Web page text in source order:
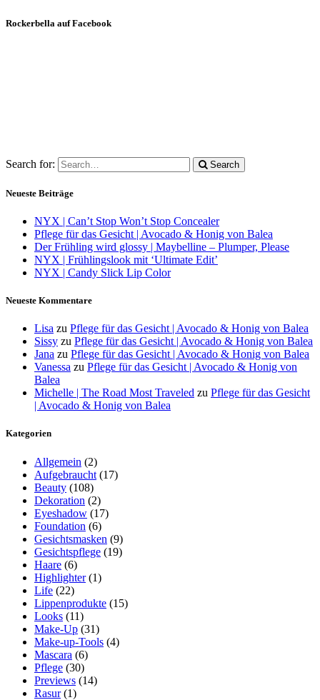
Rockerbella auf Facebook
Search for: Search
Neueste Beiträge
NYX | Can’t Stop Won’t Stop Concealer
Pflege für das Gesicht | Avocado & Honig von Balea
Der Frühling wird glossy | Maybelline – Plumper, Please
NYX | Frühlingslook mit ‘Ultimate Edit’
NYX | Candy Slick Lip Color
Neueste Kommentare
Lisa zu Pflege für das Gesicht | Avocado & Honig von Balea
Sissy zu Pflege für das Gesicht | Avocado & Honig von Balea
Jana zu Pflege für das Gesicht | Avocado & Honig von Balea
Vanessa zu Pflege für das Gesicht | Avocado & Honig von
Balea
Michelle | The Road Most Traveled zu Pflege für das Gesicht
| Avocado & Honig von Balea
Kategorien
Allgemein (2)
Aufgebraucht (17)
Beauty (108)
Dekoration (2)
Eyeshadow (17)
Foundation (6)
Gesichtsmasken (9)
Gesichtspflege (19)
Haare (6)
Highlighter(1)
Life (22)
Lippenprodukte (15)
Looks (11)
Make-Up (31)
Make-up-Tools (4)
Mascara (6)
Pflege (30)
Previews (14)
Rasur(1)